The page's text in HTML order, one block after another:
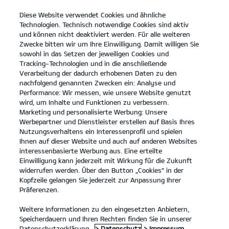
open
menu
KONTAKT
RECHTLICHE HINWEISE
RECHTLICHE HINWEISE
Haftung für Inhalte und Links
Die Inhalte unserer Internetpräsenz wurden von uns mit
größtmöglicher Sorgfalt erstellt. Wir bitten dennoch um Ihr
Verständnis, dass wir für deren Richtigkeit, Vollständigkeit und
Aktualität keine Gewähr übernehmen können.
Für eigene Inhalte dieser Internetpräsenz sind wir als Diensteanbieter
nach den allgemeinen Gesetzen verantwortlich (§ 7 Abs.1 TMG). Wir
sind jedoch nicht verpflichtet, übermittelte oder gespeicherte fremde
Entfernung oder Sperrung der Nutzung von Informationen nach den
allgemeinen Gesetzen bleiben hiervon unberührt (§§ 8-10 TMG). Eine
Diese Website verwendet Cookies und ähnliche
Technologien. Technisch notwendige Cookies sind aktiv
und können nicht deaktiviert werden. Für alle weiteren
Zwecke bitten wir um Ihre Einwilligung. Damit willigen Sie
sowohl in das Setzen der jeweiligen Cookies und
Tracking-Technologien und in die anschließende
Verarbeitung der dadurch erhobenen Daten zu den
nachfolgend genannten Zwecken ein: Analyse und
Performance: Wir messen, wie unsere Website genutzt
wird, um Inhalte und Funktionen zu verbessern.
Marketing und personalisierte Werbung: Unsere
Werbepartner und Dienstleister erstellen auf Basis Ihres
Nutzungsverhaltens ein Interessenprofil und spielen
Ihnen auf dieser Website und auch auf anderen Websites
interessenbasierte Werbung aus. Eine erteilte
Einwilligung kann jederzeit mit Wirkung für die Zukunft
widerrufen werden. Über den Button „Cookies“ in der
Kopfzeile gelangen Sie jederzeit zur Anpassung Ihrer
Präferenzen.
Weitere Informationen zu den eingesetzten Anbietern,
Speicherdauern und Ihren Rechten finden Sie in unserer